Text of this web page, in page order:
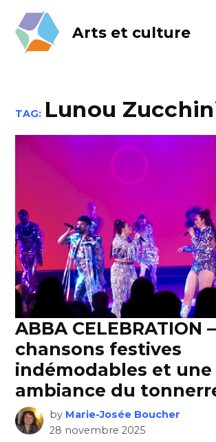
content
Arts et culture
TAG: Lunou
ABBA CELEBRATION
chansons festives
indémodables et une
ambiance du
by Marie-Josée Boucher
28 novembre 2025